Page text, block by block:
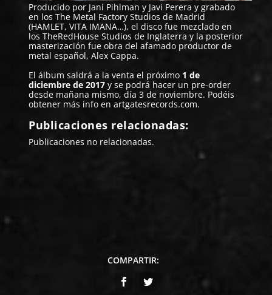
Producido por Jani Pihlman y Javi Perera y grabado
en los The Metal Factory Studios de Madrid
(HAMLET, VITA IMANA…), el disco fue mezclado en
los TheRedHouse Studios de Inglaterra y la posterior
masterización fue obra del afamado productor de
metal español, Alex Cappa.
El álbum saldrá a la venta el próximo 1 de
diciembre de 2017 y se podrá hacer un pre-order
desde mañana mismo, día 3 de noviembre. Podéis
obtener más info enartgatesrecords.com.
Publicaciones relacionadas:
Publicaciones no relacionadas.
COMPARTIR: